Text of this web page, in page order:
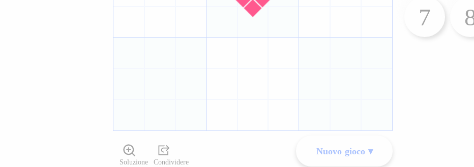
7
Soluzione Condividere
Nuovo gioco ▾